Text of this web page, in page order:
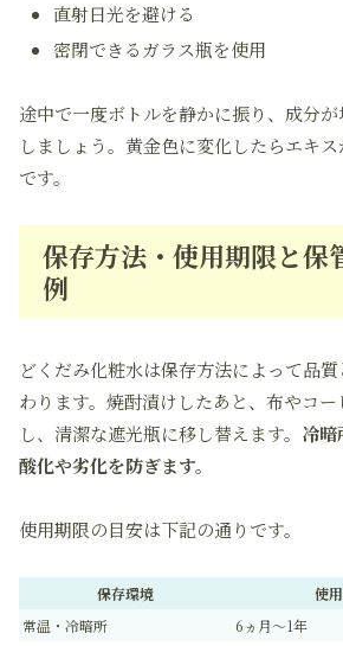
直射日光を避ける
密閉できるガラス瓶を使用
途中で一度ボトルを静かに振り、成分
しましょう。黄金色に変化したらエキ
です。
保存方法・使用期限と保
例
どくだみ化粧水は保存方法によって品
わります。焼酎漬けしたあと、布やコー
し、清潔な遮光瓶に移し替えます。 冷暗
酸化や劣化を防ぎます。
使用期限の目安は下記の通りです。
保存環境
使
常温・冷暗所
6ヵ月〜1年